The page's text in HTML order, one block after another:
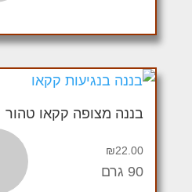
בננה מצופה קקאו טהור
₪22.00
90 גרם